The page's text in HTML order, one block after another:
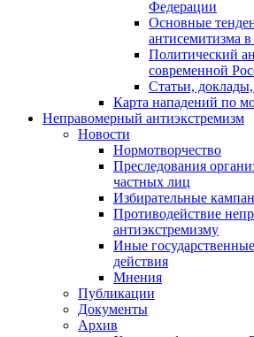
Федерации
Основные
антисемитизма
Политический
современной
Статьи,
Карта нападений по
Неправомерный антиэкстремизм
Новости
Нормотворчество
Преследования
частных лиц
Избирательные
Противодействие
антиэкстремизму
Иные
действия
Мнения
Публикации
Документы
Архив